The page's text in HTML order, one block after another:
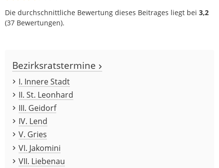
Die durchschnittliche Bewertung dieses Beitrages liegt bei 3,2
(37 Bewertungen).
Bezirksratstermine
I. Innere Stadt
II. St. Leonhard
III. Geidorf
IV. Lend
V. Gries
VI. Jakomini
VII. Liebenau